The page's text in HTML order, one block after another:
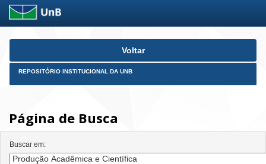
Skip
Voltar
REPOSITÓRIO INSTITUCIONAL DA UNB
Página de Busca
Buscar em: